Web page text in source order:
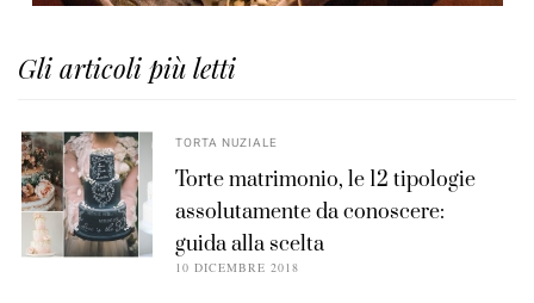
Gli articoli più letti
TORTA NUZIALE
Torte matrimonio, le 12 tipologie
assolutamente da conoscere:
guida alla scelta
10 DICEMBRE 2018